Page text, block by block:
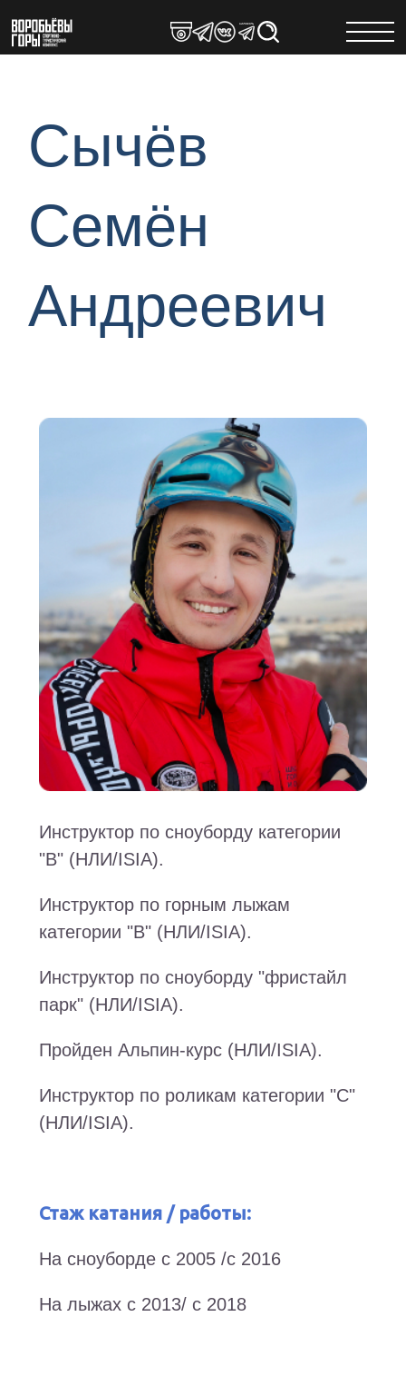
to
Сычёв
Семён
Андреевич
Инструктор по сноуборду категории
"В" (НЛИ/ISIA).
Инструктор по горным лыжам
категории "В" (НЛИ/ISIA).
Инструктор по сноуборду "фристайл
парк" (НЛИ/ISIA).
Пройден Альпин-курс (НЛИ/ISIA).
Инструктор по роликам категории "С"
(НЛИ/ISIA).
Стаж катания / работы:
На сноуборде с 2005 /с 2016
На лыжах с 2013/ с 2018